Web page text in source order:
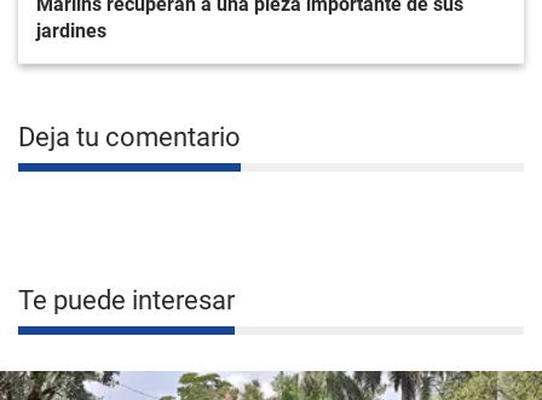
jardines
Deja tu comentario
Te puede interesar